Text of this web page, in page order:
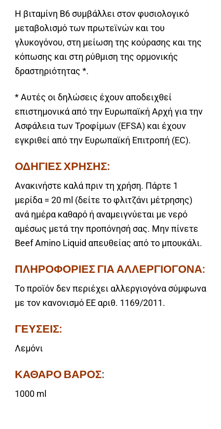
Η βιταμίνη Β6 συμβάλλει στον φυσιολογικό
μεταβολισμό των πρωτεϊνών και του
γλυκογόνου, στη μείωση της κούρασης και της
κόπωσης και στη ρύθμιση της ορμονικής
δραστηριότητας *.
* Αυτές οι δηλώσεις έχουν αποδειχθεί
επιστημονικά από την Ευρωπαϊκή Αρχή για την
Ασφάλεια των Τροφίμων (EFSA) και έχουν
εγκριθεί από την Ευρωπαϊκή Επιτροπή (EC).
ΟΔΗΓΙΕΣ ΧΡΗΣΗΣ:
Ανακινήστε καλά πριν τη χρήση. Πάρτε 1
μερίδα = 20 ml (δείτε το φλιτζάνι μέτρησης)
ανά ημέρα καθαρό ή αναμειγνύεται με νερό
αμέσως μετά την προπόνησή σας. Μην πίνετε
Beef Amino Liquid απευθείας από το μπουκάλι.
ΠΛΗΡΟΦΟΡΙΕΣ ΓΙΑ ΑΛΛΕΡΓΙΟΓΟΝΑ:
Το προϊόν δεν περιέχει αλλεργιογόνα σύμφωνα
με τον κανονισμό ΕΕ αριθ. 1169/2011.
ΓΕΥΣΕΙΣ:
Λεμόνι
ΚΑΘΑΡΟ ΒΑΡΟΣ:
1000 ml